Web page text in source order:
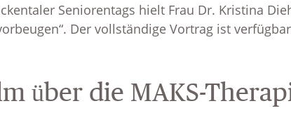
Seniorentags hielt Frau Dr. Kristina
Der vollständige Vortrag ist
über die MAKS-